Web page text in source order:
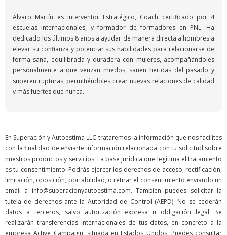
Álvaro Martín es Interventor Estratégico, Coach certificado por 4
escuelas internacionales, y formador de formadores en PNL. Ha
dedicado los últimos 8 años a ayudar de manera directa a hombres a
elevar su confianza y potenciar sus habilidades para relacionarse de
forma sana, equilibrada y duradera con mujeres, acompañándoles
personalmente a que venzan miedos, sanen heridas del pasado y
superen rupturas, permitiéndoles crear nuevas relaciones de calidad
y más fuertes que nunca.
En Superación y Autoestima LLC trataremos la información que nos facilites
con la finalidad de enviarte información relacionada con tu solicitud sobre
nuestros productos y servicios. La base jurídica que legitima el tratamiento
es tu consentimiento. Podrás ejercer los derechos de acceso, rectificación,
limitación, oposición, portabilidad, o retirar el consentimiento enviando un
email a info@superacionyautoestima.com. También puedes solicitar la
tutela de derechos ante la Autoridad de Control (AEPD). No se cederán
datos a terceros, salvo autorización expresa u obligación legal. Se
realizarán transferencias internacionales de tus datos, en concreto a la
empresa Active Campaign, situada en Estados Unidos. Puedes consultar